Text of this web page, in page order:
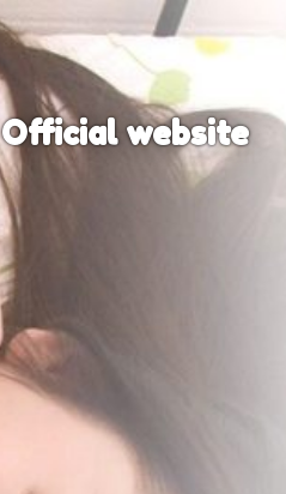
website